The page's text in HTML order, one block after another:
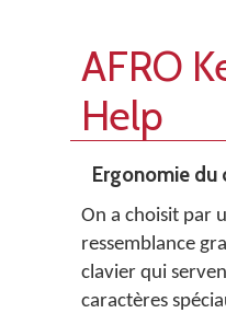
AFRO
Help
Ergonomie du
On a choisit par
ressemblance
clavier qui
caractères